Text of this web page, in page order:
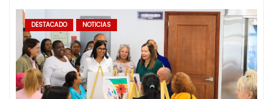
DESTACADO NOTICIAS